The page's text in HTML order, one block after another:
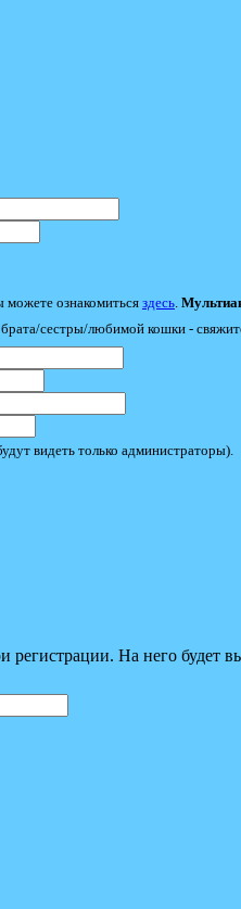
можете ознакомиться здесь
сестры/любимой кошки -
видеть только администраторы).
регистрации. На него будет